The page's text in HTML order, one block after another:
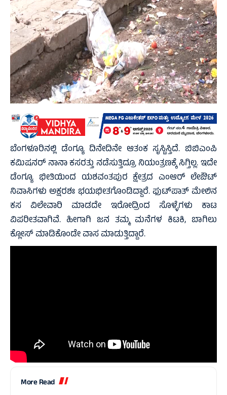
ಬೆಂಗಳೂರಿನಲ್ಲಿ ಡೆಂಗ್ಯೂ ದಿನೇದಿನೇ ಆತಂಕ ಸೃಸ್ಟಿಸ್ತಿದೆ. ಬಿಬಿಎಂಪಿ
ಕಮಿಷನರ್ ನಾನಾ ಕಸರತ್ತು ನಡೆಸುತ್ತಿದ್ರೂ ನಿಯಂತ್ರಣಕ್ಕೆ ಸಿಗ್ತಿಲ್ಲ. ಇದೇ
ಡೆಂಗ್ಯೂ ಭೀತಿಯಿಂದ ಯಶವಂತಪುರ ಕ್ಷೇತ್ರದ ಎಂಆರ್ ಲೇಔಟ್
ನಿವಾಸಿಗಳು ಅಕ್ಷರಶಃ ಭಯಭೀತಗೊಂಡಿದ್ದಾರೆ. ಫುಟ್‍ಪಾತ್ ಮೇಲಿನ
ಕಸ ವಿಲೇವಾರಿ ಮಾಡದೇ ಇರೋದ್ರಿಂದ ಸೊಳ್ಳೆಗಳು ಕಾಟ
ವಿಪರೀತವಾಗಿವೆ. ಹೀಗಾಗಿ ಜನ ತಮ್ಮ ಮನೆಗಳ ಕಿಟಕಿ, ಬಾಗಿಲು
ಕ್ಲೋಸ್ ಮಾಡಿಕೊಂಡೇ ವಾಸ ಮಾಡುತ್ತಿದ್ದಾರೆ.
More Read